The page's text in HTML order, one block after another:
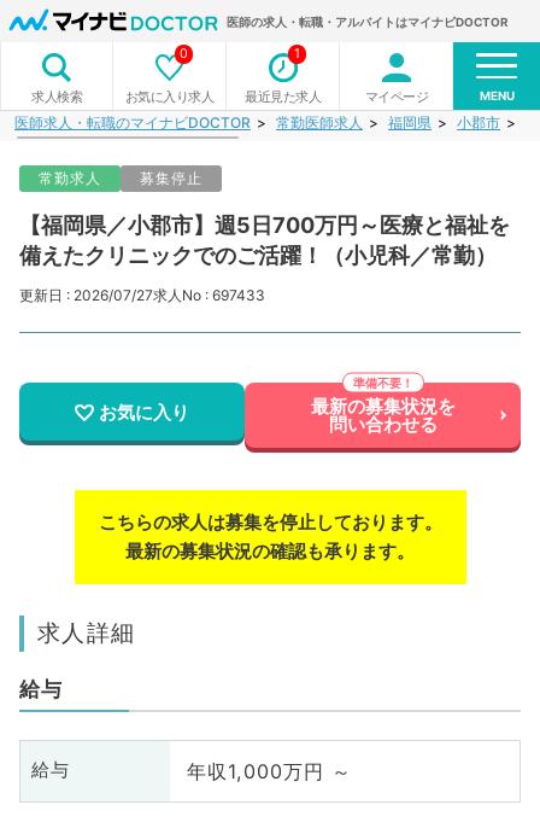
医師の求人・転職・アルバイトはマイナビDOCTOR
求人検索 お気に入り求人
0
最近見た求人
1
マイページ MENU
医師求人・転職のマイナビDOCTOR 常勤医師求人 福岡県 小郡市
常勤求人 募集停止
【福岡県／小郡市】週5日700万円～医療と福祉を
備えたクリニックでのご活躍！（小児科／常勤）
更新日 : 2026/07/27求人No : 697433
お気に入り 最新の募集状況を
問い合わせる
こちらの求人は募集を停止しております。
最新の募集状況の確認も承ります。
求人詳細
給与
給与 年収1,000万円 ～